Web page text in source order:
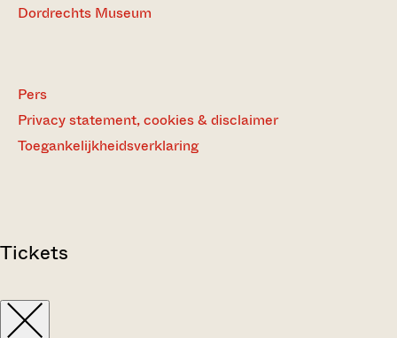
Dordrechts Museum
Pers
Privacy statement, cookies & disclaimer
Toegankelijkheidsverklaring
Tickets